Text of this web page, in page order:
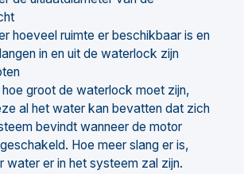
hoeveel ruimte er beschikbaar is en
in en uit de waterlock zijn
groot de waterlock moet zijn,
al het water kan bevatten dat zich
bevindt wanneer de motor
Hoe meer slang er is,
water er in het systeem zal zijn.